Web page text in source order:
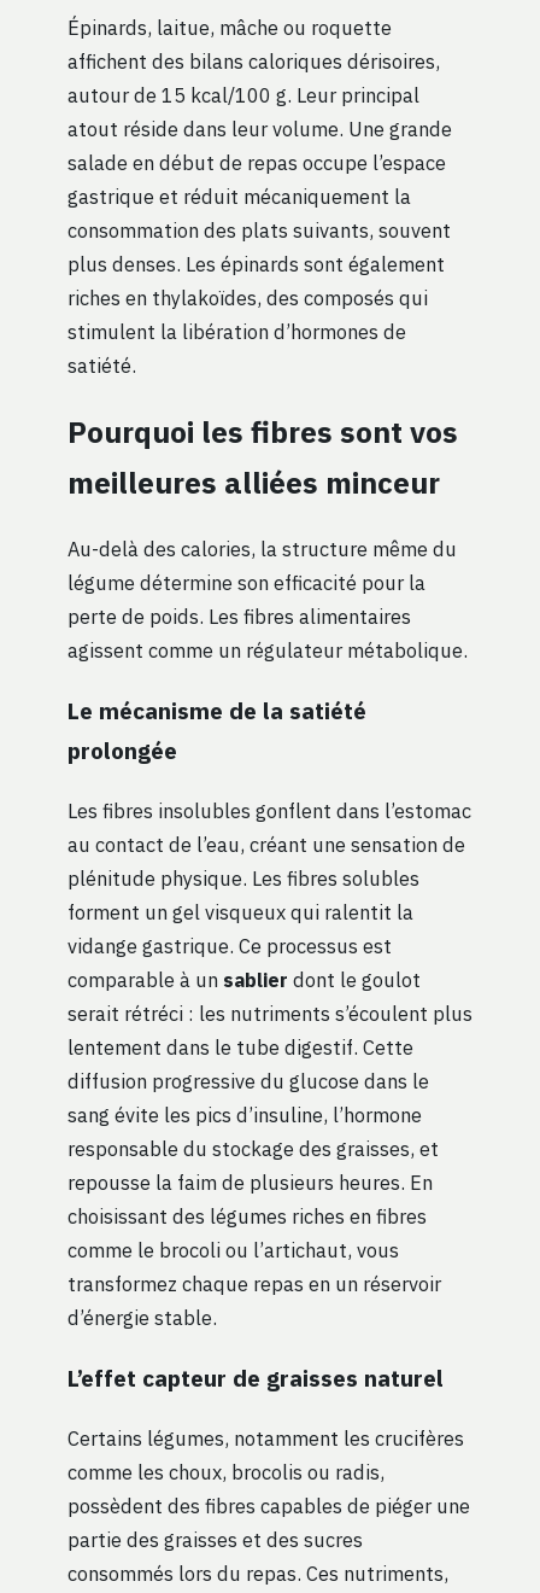
Épinards, laitue, mâche ou roquette
affichent des bilans caloriques dérisoires,
autour de 15 kcal/100 g. Leur principal
atout réside dans leur volume. Une grande
salade en début de repas occupe l’espace
gastrique et réduit mécaniquement la
consommation des plats suivants, souvent
plus denses. Les épinards sont également
riches en thylakoïdes, des composés qui
stimulent la libération d’hormones de
satiété.
Pourquoi les fibres sont vos
meilleures alliées minceur
Au-delà des calories, la structure même du
légume détermine son efficacité pour la
perte de poids. Les fibres alimentaires
agissent comme un régulateur métabolique.
Le mécanisme de la satiété
prolongée
Les fibres insolubles gonflent dans l’estomac
au contact de l’eau, créant une sensation de
plénitude physique. Les fibres solubles
forment un gel visqueux qui ralentit la
vidange gastrique. Ce processus est
comparable à un sablier dont le goulot
serait rétréci : les nutriments s’écoulent plus
lentement dans le tube digestif. Cette
diffusion progressive du glucose dans le
sang évite les pics d’insuline, l’hormone
responsable du stockage des graisses, et
repousse la faim de plusieurs heures. En
choisissant des légumes riches en fibres
comme le brocoli ou l’artichaut, vous
transformez chaque repas en un réservoir
d’énergie stable.
L’effet capteur de graisses naturel
Certains légumes, notamment les crucifères
comme les choux, brocolis ou radis,
possèdent des fibres capables de piéger une
partie des graisses et des sucres
consommés lors du repas. Ces nutriments,